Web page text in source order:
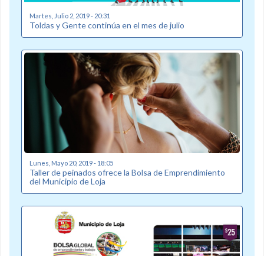
Martes, Julio 2, 2019 - 20:31
Toldas y Gente continúa en el mes de julio
Lunes, Mayo 20, 2019 - 18:05
Taller de peinados ofrece la Bolsa de Emprendimiento
del Municipio de Loja